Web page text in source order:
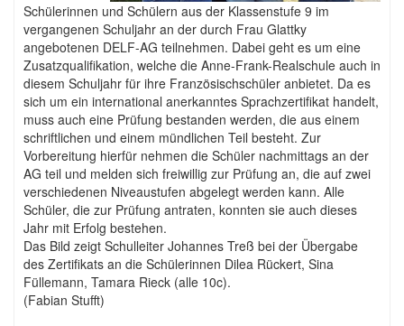
Schülerinnen und Schülern aus der Klassenstufe 9 im
vergangenen Schuljahr an der durch Frau Glattky
angebotenen DELF-AG teilnehmen. Dabei geht es um eine
Zusatzqualifikation, welche die Anne-Frank-Realschule auch in
diesem Schuljahr für ihre Französischschüler anbietet. Da es
sich um ein international anerkanntes Sprachzertifikat handelt,
muss auch eine Prüfung bestanden werden, die aus einem
schriftlichen und einem mündlichen Teil besteht. Zur
Vorbereitung hierfür nehmen die Schüler nachmittags an der
AG teil und melden sich freiwillig zur Prüfung an, die auf zwei
verschiedenen Niveaustufen abgelegt werden kann. Alle
Schüler, die zur Prüfung antraten, konnten sie auch dieses
Jahr mit Erfolg bestehen.
Das Bild zeigt Schulleiter Johannes Treß bei der Übergabe
des Zertifikats an die Schülerinnen Dilea Rückert, Sina
Füllemann, Tamara Rieck (alle 10c).
(Fabian Stufft)